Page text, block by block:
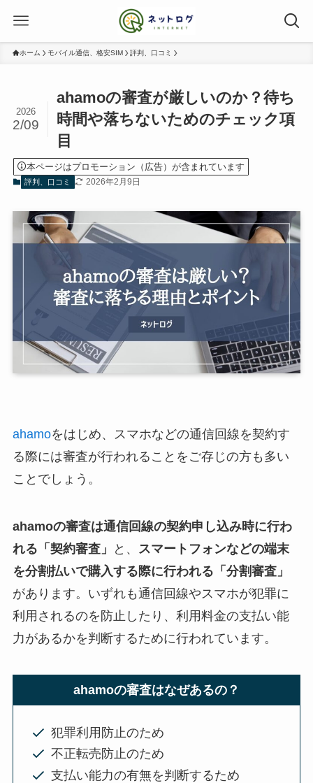
ホーム モバイル通信、格安SIM 評判、口コミ
ahamoの審査が厳しいのか？待ち
時間や落ちないためのチェック項
目
2026
2/09
本ページはプロモーション（広告）が含まれています
評判、口コミ 2026年2月9日
ahamoをはじめ、スマホなどの通信回線を契約す
る際には審査が行われることをご存じの方も多い
ことでしょう。
ahamoの審査は通信回線の契約申し込み時に行わ
れる「契約審査」
と、 スマートフォンなどの端末
を分割払いで購入する際に行われる「分割審査」
があります。いずれも通信回線やスマホが犯罪に
利用されるのを防止したり、利用料金の支払い能
力があるかを判断するために行われています。
ahamoの審査はなぜあるの？
犯罪利用防止のため
不正転売防止のため
支払い能力の有無を判断するため